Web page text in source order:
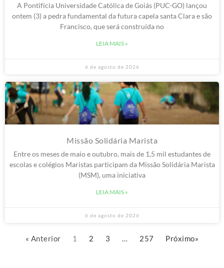
A Pontifícia Universidade Católica de Goiás (PUC-GO) lançou
ontem (3) a pedra fundamental da futura capela santa Clara e são
Francisco, que será construída no
LEIA MAIS »
6 de agosto de 2026
Missão Solidária Marista
Entre os meses de maio e outubro, mais de 1,5 mil estudantes de
escolas e colégios Maristas participam da Missão Solidária Marista
(MSM), uma iniciativa
LEIA MAIS »
6 de agosto de 2026
« Anterior 1 2 3 … 257 Próximo»